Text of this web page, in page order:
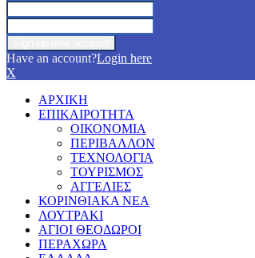
Have an account?Login here
X
ΑΡΧΙΚΗ
ΕΠΙΚΑΙΡΟΤΗΤΑ
ΟΙΚΟΝΟΜΙΑ
ΠΕΡΙΒΑΛΛΟΝ
ΤΕΧΝΟΛΟΓΙΑ
ΤΟΥΡΙΣΜΟΣ
ΑΓΓΕΛΙΕΣ
ΚΟΡΙΝΘΙΑΚΑ ΝΕΑ
ΛΟΥΤΡΑΚΙ
ΑΓΙΟΙ ΘΕΟΔΩΡΟΙ
ΠΕΡΑΧΩΡΑ